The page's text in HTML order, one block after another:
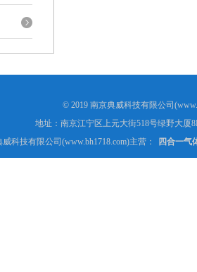
© 2019 南京典威科技有限公司
地址：南京江宁区上元大街518号绿野大厦
科技有限公司(www.bh1718.com)主营：
四合一气